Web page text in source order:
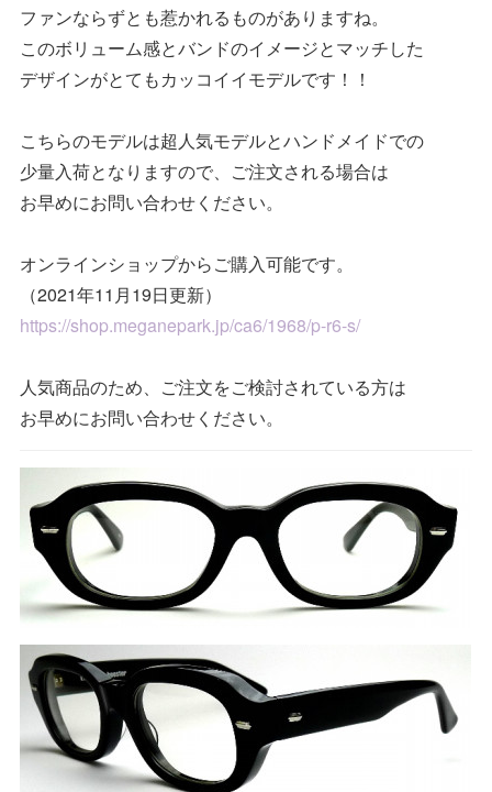
ファンならずとも惹かれるものがありますね。
このボリューム感とバンドのイメージとマッチした
デザインがとてもカッコイイモデルです！！
こちらのモデルは超人気モデルとハンドメイドでの
少量入荷となりますので、ご注文される場合は
お早めにお問い合わせください。
オンラインショップからご購入可能です。
（2021年11月19日更新）
https://shop.meganepark.jp/ca6/1968/p-r6-s/
人気商品のため、ご注文をご検討されている方は
お早めにお問い合わせください。